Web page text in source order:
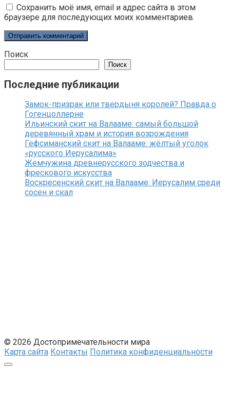
Сохранить моё имя, email и адрес сайта в этом
браузере для последующих моих комментариев.
Поиск
Поиск
Последние публикации
Замок-призрак или твердыня королей? Правда о
Гогенцоллерне
Ильинский скит на Валааме: самый большой
деревянный храм и история возрождения
Гефсиманский скит на Валааме: жёлтый уголок
«русского Иерусалима»
Жемчужина древнерусского зодчества и
фрескового искусства
Воскресенский скит на Валааме: Иерусалим среди
сосен и скал
© 2026 Достопримечательности мира
Карта сайта Контакты Политика конфиденциальности